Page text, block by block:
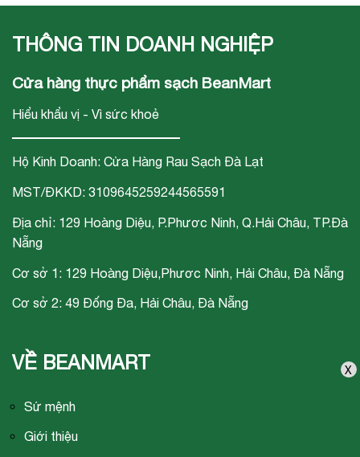
X
THÔNG TIN DOANH NGHIỆP
Cửa hàng thực phẩm sạch BeanMart
Hiểu khẩu vị - Vì sức khoẻ
Hộ Kinh Doanh: Cửa Hàng Rau Sạch Đà Lạt
MST/ĐKKD: 3109645259244565591
Địa chỉ: 129 Hoàng Diệu, P.Phươc Ninh, Q.Hải Châu, TP.Đà
Nẵng
Cơ sở 1: 129 Hoàng Diệu,Phươc Ninh, Hải Châu, Đà Nẵng
Cơ sở 2: 49 Đống Đa, Hải Châu, Đà Nẵng
VỀ BEANMART
Sứ mệnh
Giới thiệu